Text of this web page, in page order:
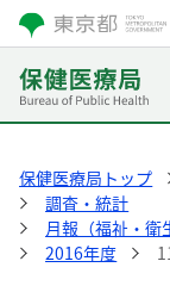
保健医療局トップ
調査・統計
月報（福祉・衛
2016年度